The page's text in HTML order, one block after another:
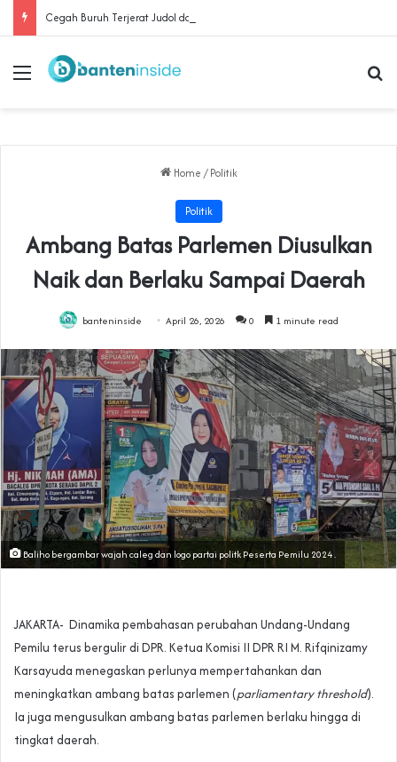
Menu
Home / Politik
Politik
Ambang Batas Parlemen Diusulkan
Naik dan Berlaku Sampai Daerah
banteninside April 26, 2026 0 1 minute read
Baliho bergambar wajah caleg dan logo partai politk Peserta Pemilu 2024 .
JAKARTA- Dinamika pembahasan perubahan Undang-Undang
Pemilu terus bergulir di DPR. Ketua Komisi II DPR RI M. Rifqinizamy
Karsayuda menegaskan perlunya mempertahankan dan
meningkatkan ambang batas parlemen (parliamentary threshold).
Ia juga mengusulkan ambang batas parlemen berlaku hingga di
tingkat daerah.